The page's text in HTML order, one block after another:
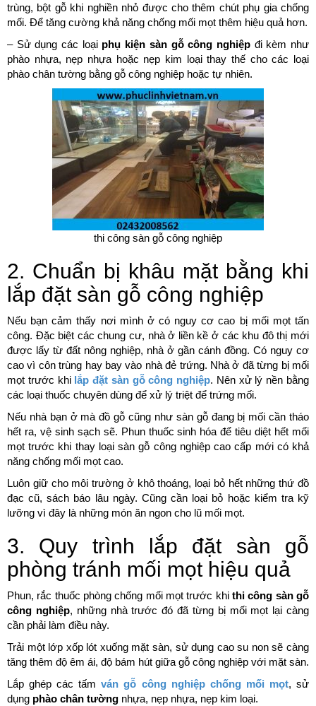
trùng, bột gỗ khi nghiền nhỏ được cho thêm chút phụ gia chống
mối. Để tăng cường khả năng chống mối mọt thêm hiệu quả hơn.
– Sử dụng các loại phụ kiện sàn gỗ công nghiệpđi kèm như
phào nhựa, nẹp nhựa hoặc nẹp kim loại thay thế cho các loại
phào chân tường bằng gỗ công nghiệp hoặc tự nhiên.
thi công sàn gỗ công nghiệp
2. Chuẩn bị khâu mặt bằng khi
lắp đặt sàn gỗ công nghiệp
Nếu bạn cảm thấy nơi mình ở có nguy cơ cao bị mối mọt tấn
công. Đặc biệt các chung cư, nhà ở liền kề ở các khu đô thị mới
được lấy từ đất nông nghiệp, nhà ở gần cánh đồng. Có nguy cơ
cao vì côn trùng hay bay vào nhà đẻ trứng. Nhà ở đã từng bị mối
mọt trước khi lắp đặt sàn gỗ công nghiệp. Nên xử lý nền bằng
các loại thuốc chuyên dùng để xử lý triệt để trứng mối.
Nếu nhà bạn ở mà đồ gỗ cũng như sàn gỗ đang bị mối cần tháo
hết ra, vệ sinh sạch sẽ. Phun thuốc sinh hóa để tiêu diệt hết mối
mọt trước khi thay loại sàn gỗ công nghiệp cao cấp mới có khả
năng chống mối mọt cao.
Luôn giữ cho môi trường ở khô thoáng, loại bỏ hết những thứ đồ
đạc cũ, sách báo lâu ngày. Cũng cần loại bỏ hoặc kiểm tra kỹ
lưỡng vì đây là những món ăn ngon cho lũ mối mọt.
3. Quy trình lắp đặt sàn gỗ
phòng tránh mối mọt hiệu quả
Phun, rắc thuốc phòng chống mối mọt trước khi thi công sàn gỗ
công nghiệp, những nhà trước đó đã từng bị mối mọt lại càng
cần phải làm điều này.
Trải một lớp xốp lót xuống mặt sàn, sử dụng cao su non sẽ càng
tăng thêm độ êm ái, độ bám hút giữa gỗ công nghiệp với mặt sàn.
Lắp ghép các tấmván gỗ công nghiệp chống mối mọt, sử
dụng phào chân tường nhựa, nẹp nhựa, nẹp kim loại.